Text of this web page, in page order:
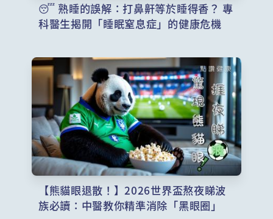
😴 熟睡的誤解：打鼻鼾等於睡得香？ 專
科醫生揭開「睡眠窒息症」的健康危機
【熊貓眼退散！】2026世界盃熬夜睇波
族必讀：中醫教你精準消除「黑眼圈」